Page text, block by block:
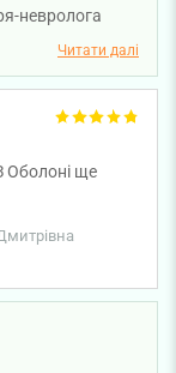
невролога
ви залишилися
і щиро
Читати далі
Оболоні ще